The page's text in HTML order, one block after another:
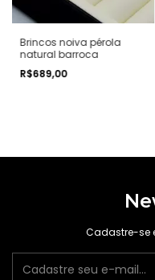
Brincos noiva pérola
natural barroca
R$689,00
Cadastre-se